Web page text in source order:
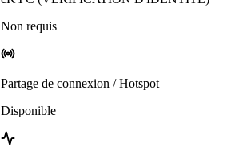
Non requis
Partage de connexion / Hotspot
Disponible